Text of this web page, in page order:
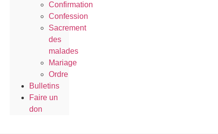
Confirmation
Confession
Sacrement
des
malades
Mariage
Ordre
Bulletins
Faire un
don